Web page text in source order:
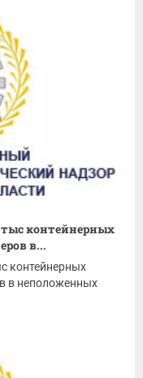
тыс контейнерных
в...
контейнерных
в неположенных